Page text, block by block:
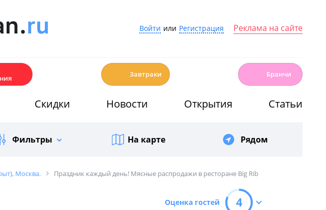
Войти или Регистрация Реклама на сайте
Завтраки Бранчи
Скидки Новости Открытия Статьи
Фильтры На карте Рядом
Москва. Праздник каждый день! Мясные распродажи в ресторане Big Rib
Оценка гостей 4